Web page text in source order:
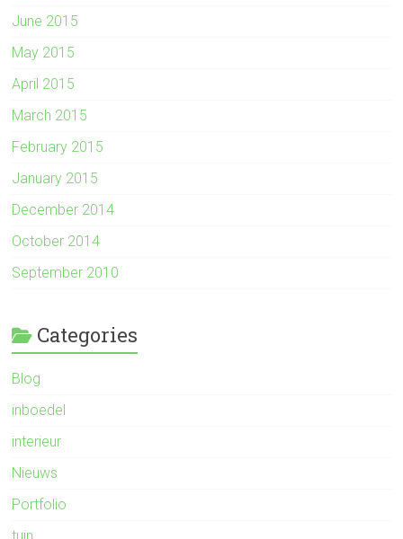
June 2015
May 2015
April 2015
March 2015
February 2015
January 2015
December 2014
October 2014
September 2010
Categories
Blog
inboedel
interieur
Nieuws
Portfolio